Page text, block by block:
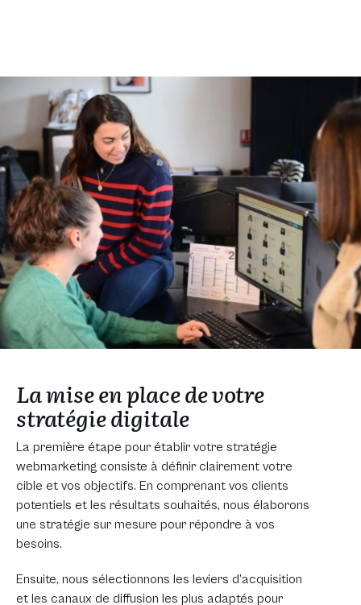
La mise en placede votre
stratégie digitale
La première étape pour établir votre stratégie
webmarketing consiste à définir clairement votre
cible et vos objectifs. En comprenant vos clients
potentiels et les résultats souhaités, nous élaborons
une stratégie sur mesure pour répondre à vos
besoins.
Ensuite, nous sélectionnons les leviers d’acquisition
et les canaux de diffusion les plus adaptés pour